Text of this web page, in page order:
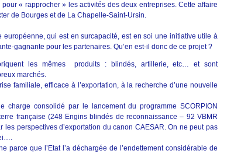
pour « rapprocher » les activités des deux entreprises. Cette affaire
de Bourges et de La Chapelle-Saint-Ursin.
européenne, qui est en surcapacité, est en soi une initiative utile à
gagnante pour les partenaires. Qu’en est-il donc de ce projet ?
les mêmes produits : blindés, artillerie, etc… et sont
marchés.
familiale, efficace à l’exportation, à la recherche d’une nouvelle
charge consolidé par le lancement du programme SCORPION
française (248 Engins blindés de reconnaissance – 92 VBMR
les perspectives d’exportation du canon CAESAR. On ne peut pas
parce que l’Etat l’a déchargée de l’endettement considérable de